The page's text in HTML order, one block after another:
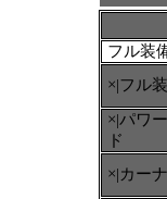
フル装
×|フル
×|パワ
ド
×|カー